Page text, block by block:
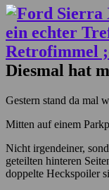
Diesmal hat
Gestern stand da mal
Mitten auf einem
Nicht irgendeiner,
geteilten hinteren
doppelte Heckspoiler